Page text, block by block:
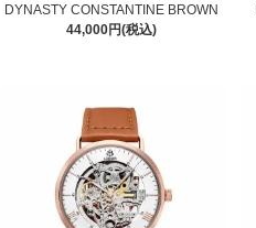
DYNASTY CONSTANTINE BROWN
44,000円(税込)